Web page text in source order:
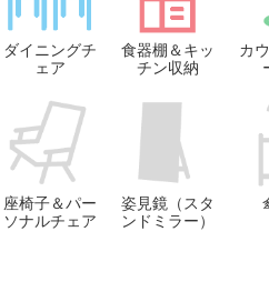
ダイニングチ
ェア
食器棚＆キッ
チン収納
カ
座椅子＆パー
ソナルチェア
姿見鏡（スタ
ンドミラー）